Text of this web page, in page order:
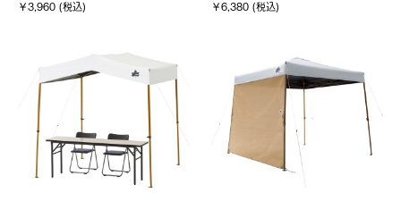
￥3,960 (税込) ￥6,380 (税込)